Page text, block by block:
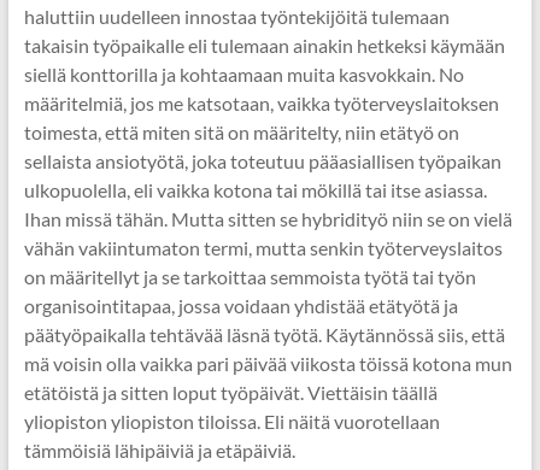
haluttiin uudelleen innostaa työntekijöitä tulemaan
takaisin työpaikalle eli tulemaan ainakin hetkeksi käymään
siellä konttorilla ja kohtaamaan muita kasvokkain. No
määritelmiä, jos me katsotaan, vaikka työterveyslaitoksen
toimesta, että miten sitä on määritelty, niin etätyö on
sellaista ansiotyötä, joka toteutuu pääasiallisen työpaikan
ulkopuolella, eli vaikka kotona tai mökillä tai itse asiassa.
Ihan missä tähän. Mutta sitten se hybridityö niin se on vielä
vähän vakiintumaton termi, mutta senkin työterveyslaitos
on määritellyt ja se tarkoittaa semmoista työtä tai työn
organisointitapaa, jossa voidaan yhdistää etätyötä ja
päätyöpaikalla tehtävää läsnä työtä. Käytännössä siis, että
mä voisin olla vaikka pari päivää viikosta töissä kotona mun
etätöistä ja sitten loput työpäivät. Viettäisin täällä
yliopiston yliopiston tiloissa. Eli näitä vuorotellaan
tämmöisiä lähipäiviä ja etäpäiviä.